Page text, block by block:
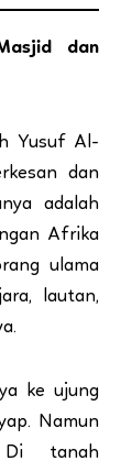
dan
Yusuf Al-
dan
adalah
Afrika
ulama
lautan,
ke ujung
Namun
Di tanah